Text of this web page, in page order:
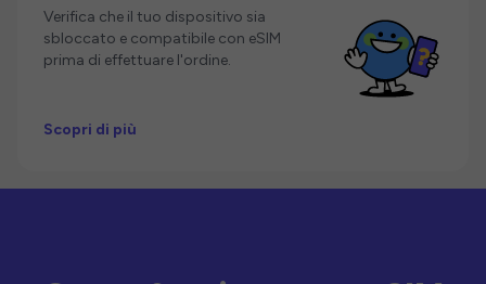
Verifica che il tuo dispositivo sia
sbloccato e compatibile con eSIM
prima di effettuare l'ordine.
Scopri di più